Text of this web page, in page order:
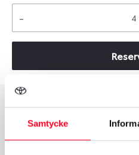
Samtycke
-
Group
Fälg PV/C LM